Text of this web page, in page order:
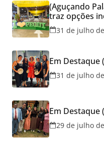
(Aguçando
traz opções
gratuitas no
Goiânia
31 de julho
Em Destaque
31 de julho
Em Destaque
29 de julho